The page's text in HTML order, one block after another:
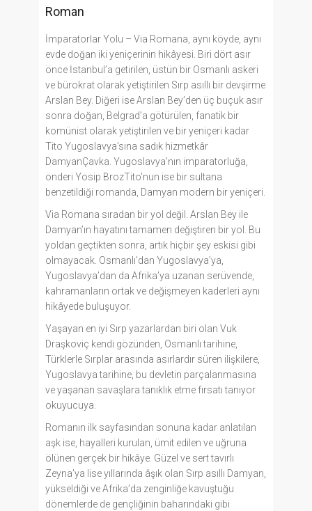
Roman
İmparatorlar Yolu – Via Romana, aynı köyde, aynı
evde doğan iki yeniçerinin hikâyesi. Biri dört asır
önce İstanbul’a getirilen, üstün bir Osmanlı askeri
ve bürokrat olarak yetiştirilen Sırp asıllı bir devşirme
Arslan Bey. Diğeri ise Arslan Bey’den üç buçuk asır
sonra doğan, Belgrad’a götürülen, fanatik bir
komünist olarak yetiştirilen ve bir yeniçeri kadar
Tito Yugoslavya’sına sadık hizmetkâr
DamyanÇavka. Yugoslavya’nın imparatorluğa,
önderi Yosip BrozTito’nun ise bir sultana
benzetildiği romanda, Damyan modern bir yeniçeri.
Via Romana sıradan bir yol değil. Arslan Bey ile
Damyan’ın hayatını tamamen değiştiren bir yol. Bu
yoldan geçtikten sonra, artık hiçbir şey eskisi gibi
olmayacak. Osmanlı’dan Yugoslavya’ya,
Yugoslavya’dan da Afrika’ya uzanan serüvende,
kahramanların ortak ve değişmeyen kaderleri aynı
hikâyede buluşuyor.
Yaşayan en iyi Sırp yazarlardan biri olan Vuk
Draşkoviç kendi gözünden, Osmanlı tarihine,
Türklerle Sırplar arasında asırlardır süren ilişkilere,
Yugoslavya tarihine, bu devletin parçalanmasına
ve yaşanan savaşlara tanıklık etme fırsatı tanıyor
okuyucuya.
Romanın ilk sayfasından sonuna kadar anlatılan
aşk ise, hayalleri kurulan, ümit edilen ve uğruna
ölünen gerçek bir hikâye. Güzel ve sert tavırlı
Zeyna’ya lise yıllarında âşık olan Sırp asıllı Damyan,
yükseldiği ve Afrika’da zenginliğe kavuştuğu
dönemlerde de gençliğinin baharındaki gibi